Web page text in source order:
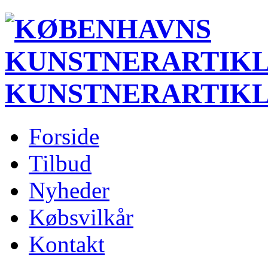
Forside
Tilbud
Nyheder
Købsvilkår
Kontakt